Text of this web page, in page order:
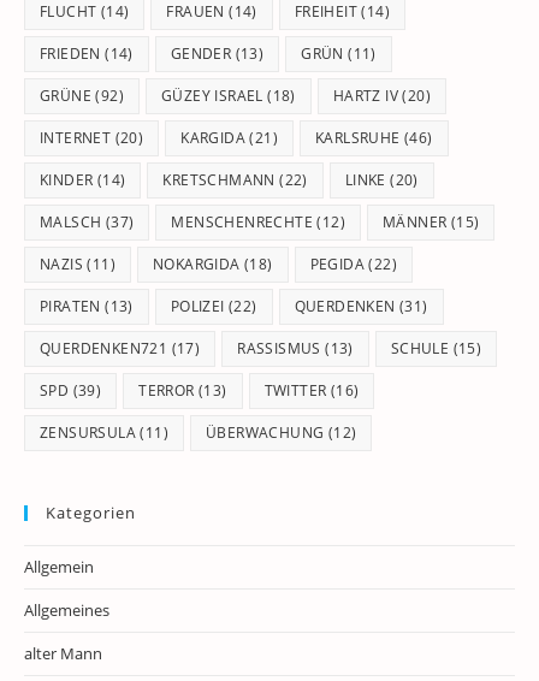
FLUCHT (14) FRAUEN (14) FREIHEIT(14)
FRIEDEN (14) GENDER (13) GRÜN (11)
GRÜNE (92) GÜZEY ISRAEL (18) HARTZ IV(20)
INTERNET (20) KARGIDA(21) KARLSRUHE (46)
KINDER (14) KRETSCHMANN (22) LINKE (20)
MALSCH (37) MENSCHENRECHTE (12) MÄNNER (15)
NAZIS (11) NOKARGIDA (18) PEGIDA(22)
PIRATEN (13) POLIZEI (22) QUERDENKEN (31)
QUERDENKEN721 (17) RASSISMUS (13) SCHULE (15)
SPD (39) TERROR (13) TWITTER (16)
ZENSURSULA(11) ÜBERWACHUNG (12)
Kategorien
Allgemein
Allgemeines
alter Mann